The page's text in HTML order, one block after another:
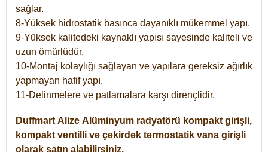
sağlar.
8-Yüksek hidrostatik basınca dayanıklı mükemmel yapı.
9-Yüksek kalitedeki kaynaklı yapısı sayesinde kaliteli ve
uzun ömürlüdür.
10-Montaj kolaylığı sağlayan ve yapılara gereksiz ağırlık
yapmayan hafif yapı.
11-Delinmelere ve patlamalara karşı dirençlidir.
Duffmart Alize Alüminyum radyatörü kompakt girişli,
kompakt ventilli ve çekirdek termostatik vana girişli
olarak satın alabilirsiniz.